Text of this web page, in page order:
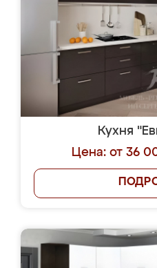
Кухня
Цена: от 36